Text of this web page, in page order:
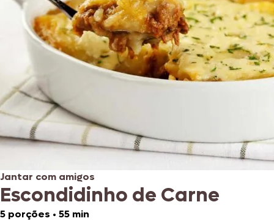
Jantar com amigos
Escondidinho de Carne
5 porções • 55 min